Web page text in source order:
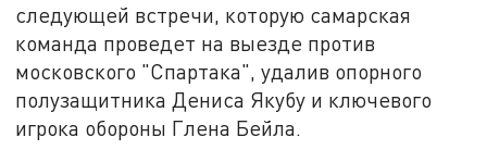
следующей встречи, которую самарская
команда проведет на выезде против
московского "Спартака", удалив опорного
полузащитника Дениса Якубу и ключевого
игрока обороны Глена Бейла.